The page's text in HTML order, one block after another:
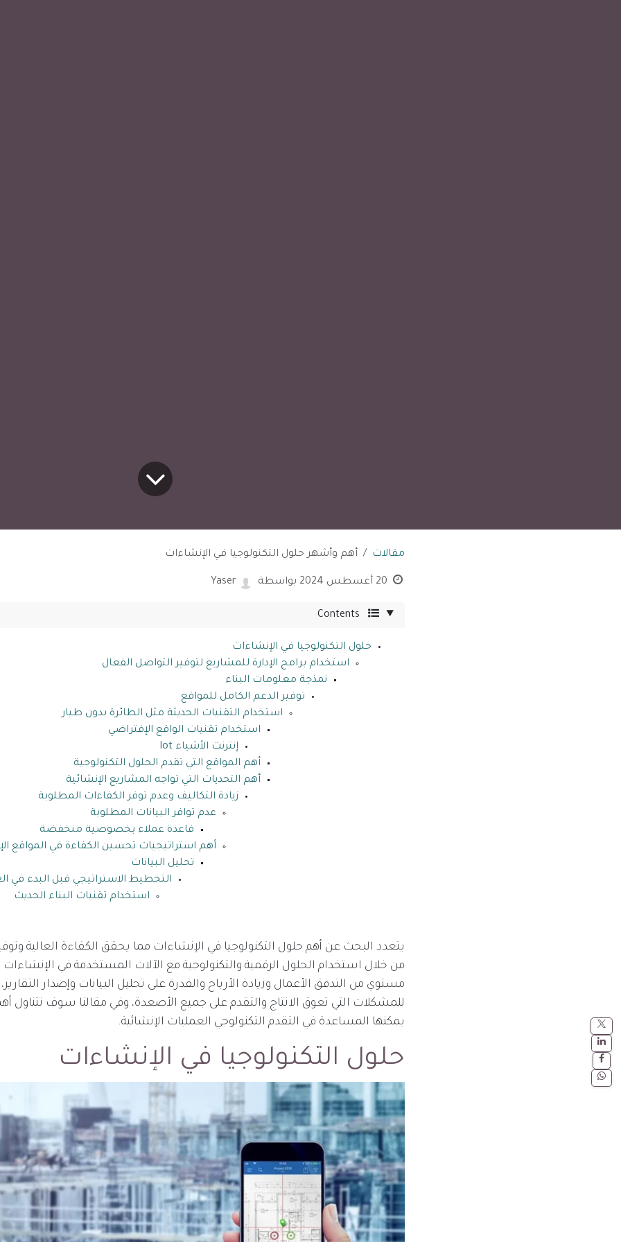
مقالات أهم وأشهر حلول التكنولوجيا في الإنشاءات
20 أغسطس 2024 بواسطة Yaser
Contents
حلول التكنولوجيا في الإنشاءات
استخدام برامج الإدارة للمشاريع لتوفير التواصل الفعال
نمذجة معلومات البناء
توفير الدعم الكامل للمواقع
استخدام التقنيات الحديثة مثل الطائرة بدون طيار
استخدام تقنيات الواقع الإفتراضي
إنترنت الأشياء lot
أهم المواقع التي تقدم الحلول التكنولوجية
أهم التحديات التي تواجه المشاريع الإنشائية
زيادة التكاليف وعدم توفر الكفاءات المطلوبة
عدم توافر البيانات المطلوبة
قاعدة عملاء بخصوصية منخفضة
أهم استراتيجيات تحسين الكفاءة في المواقع
تحليل البيانات
التخطيط الاستراتيجي قبل البدء في
استخدام تقنيات البناء الحديث
يتعدد البحث عن أهم حلول التكنولوجيا في الإنشاءات مما يحقق الكفاءة العالية
من خلال استخدام الحلول الرقمية والتكنولوجية مع الآلات المستخدمة في
مستوي من التدفق الأعمال وزيادة الأرباح والقدرة على تحليل البيانات وإصدار
للمشكلات التي تعوق الانتاج والتقدم على جميع الأصعدة، وفي مقالنا سوف نتناول
يمكنها المساعدة في التقدم التكنولوجي العمليات الإنشائية.
حلول التكنولوجيا في الإنشاءات